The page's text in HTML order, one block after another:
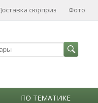
сюрприз Фото
ПО ТЕМАТИКЕ